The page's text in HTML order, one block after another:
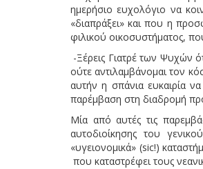
ημερήσιο ευχολόγιο να
«διαπράξει» και που η
φιλικού οικοσυστήματος, που
-Ξέρεις Γιατρέ των Ψυχών
ούτε αντιλαμβάνομαι τον
αυτήν η σπάνια ευκαιρία
παρέμβαση στη διαδρομή
Μία από αυτές τις
αυτοδιοίκησης του
«υγειονομικά» (sic!)
που καταστρέφει τους